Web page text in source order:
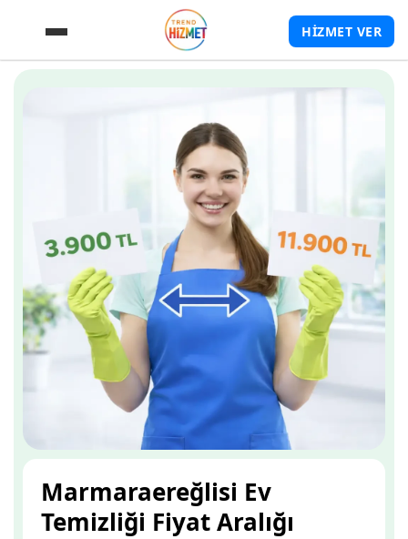
HİZMET VER
Marmaraereğlisi Ev
Temizliği Fiyat Aralığı